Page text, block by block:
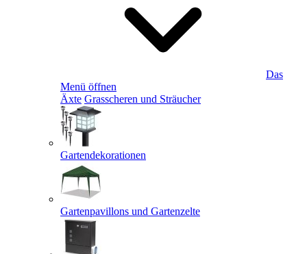
Das
Menü öffnen
Äxte Grasscheren und Sträucher
Gartendekorationen
Gartenpavillons und Gartenzelte